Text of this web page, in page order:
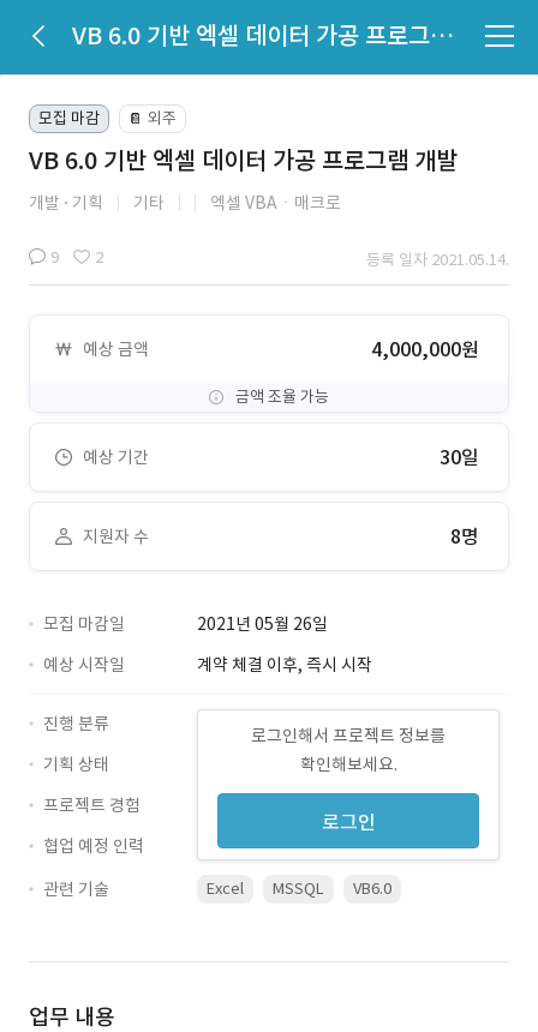
VB 6.0 기반 엑셀 데이터 가공 프로그램 개발
모집 마감 📔 외주
VB 6.0 기반 엑셀 데이터 가공 프로그램 개발
개발 기획 기타 엑셀 VBAㆍ매크로
9 2 등록 일자 2021.05.14.
예상 금액 4,000,000원
금액 조율 가능
예상 기간 30일
지원자 수 8명
모집 마감일
2021년 05월 26일
예상 시작일
계약 체결 이후, 즉시 시작
로그인해서 프로젝트 정보를
확인해보세요.
로그인
진행 분류
기획 상태
프로젝트 경험
협업 예정 인력
관련 기술
Excel MSSQL VB6.0
업무 내용